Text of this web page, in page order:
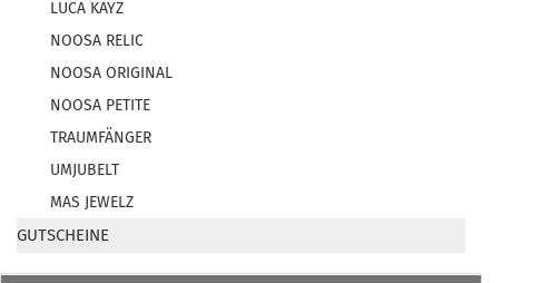
LUCA KAYZ
NOOSA RELIC
NOOSA ORIGINAL
NOOSA PETITE
TRAUMFÄNGER
UMJUBELT
MAS JEWELZ
GUTSCHEINE